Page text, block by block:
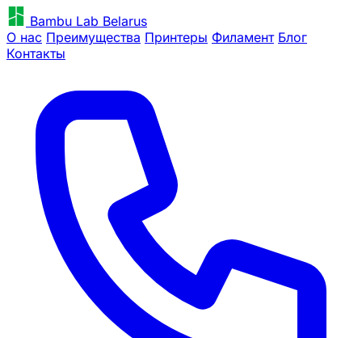
Bambu Lab Belarus
О нас Преимущества Принтеры Филамент Блог
Контакты